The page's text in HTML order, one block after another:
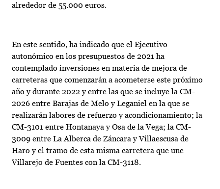
alrededor de 55.000 euros.
En este sentido, ha indicado que el Ejecutivo
autonómico en los presupuestos de 2021 ha
contemplado inversiones en materia de mejora de
carreteras que comenzarán a acometerse este próximo
año y durante 2022 y entre las que se incluye la CM-
2026 entre Barajas de Melo y Leganiel en la que se
realizarán labores de refuerzo y acondicionamiento; la
CM-3101 entre Hontanaya y Osa de la Vega; la CM-
3009 entre La Alberca de Záncara y Villaescusa de
Haro y el tramo de esta misma carretera que une
Villarejo de Fuentes con la CM-3118.